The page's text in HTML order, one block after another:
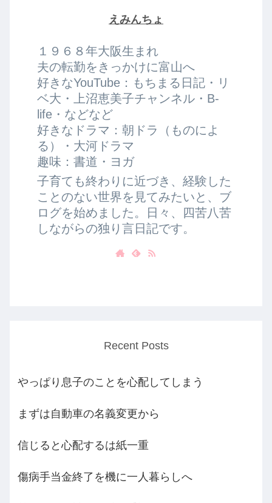
えみんちょ
１９６８年大阪生まれ
夫の転勤をきっかけに富山へ
好きなYouTube：もちまる日記・リ
ベ大・上沼恵美子チャンネル・B-
life・などなど
好きなドラマ：朝ドラ（ものによ
る）・大河ドラマ
趣味：書道・ヨガ
子育ても終わりに近づき、経験した
ことのない世界を見てみたいと、ブ
ログを始めました。日々、四苦八苦
しながらの独り言日記です。
Recent Posts
やっぱり息子のことを心配してしまう
まずは自動車の名義変更から
信じると心配するは紙一重
傷病手当金終了を機に一人暮らしへ